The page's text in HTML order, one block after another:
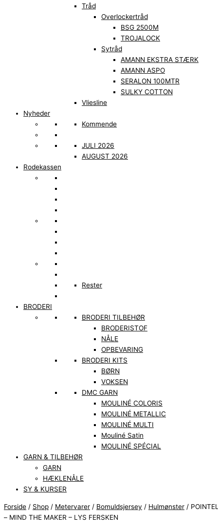
Tråd
Overlockertråd
BSG 2500M
TROJALOCK
Sytråd
AMANN EKSTRA STÆRK
AMANN ASPO
SERALON 100MTR
SULKY COTTON
Vliesline
Nyheder
Kommende
JULI 2026
AUGUST 2026
Rodekassen
Rester
BRODERI
BRODERI TILBEHØR
BRODERISTOF
NÅLE
OPBEVARING
BRODERI KITS
BØRN
VOKSEN
DMC GARN
MOULINÉ COLORIS
MOULINÉ METALLIC
MOULINÉ MULTI
Mouliné Satin
MOULINÉ SPÉCIAL
GARN & TILBEHØR
GARN
HÆKLENÅLE
SY & KURSER
Forside / Shop / Metervarer / Bomuldsjersey / Hulmønster /
– MIND THE MAKER – LYS FERSKEN